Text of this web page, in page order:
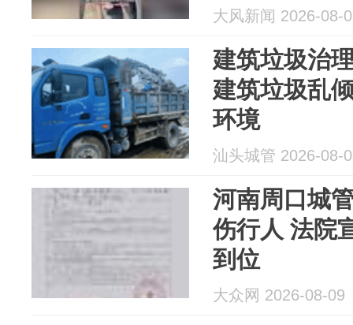
大风新闻 2026-08-
建筑垃圾治
建筑垃圾乱
环境
汕头城管 2026-08-
河南周口城
伤行人 法院
到位
大众网 2026-08-09